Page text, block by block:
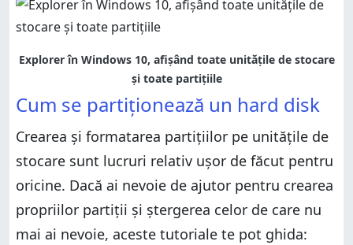
Explorer în Windows 10, afișând toate unitățile de stocare
și toate partițiile
Cum se partiționează un hard disk
Crearea și formatarea partițiilor pe unitățile de
stocare sunt lucruri relativ ușor de făcut pentru
oricine. Dacă ai nevoie de ajutor pentru crearea
propriilor partiții și ștergerea celor de care nu
mai ai nevoie, aceste tutoriale te pot ghida: